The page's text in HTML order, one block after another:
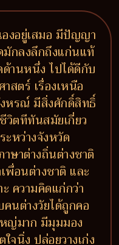
งอยู่เสมอ มีปัญญา
มักลงลึกถึงแก่นแท้
ด้านหนึ่ง ไปได้ดีกับ
สตร์ เรื่องเหนือ
หรณ์ มีสิ่งศักดิ์สิทธิ์
วิตทีทันสมัยเกี่ยว
ะหว่างจังหวัด
ษาต่างถิ่นต่างชาติ
พื่อนต่างชาติ และ
ความคิดแก่กว่า
นต่างวัยได้ถูกคอ
หญ่มาก มีมุมมอง
จนิ่ง ปล่อยวางเก่ง